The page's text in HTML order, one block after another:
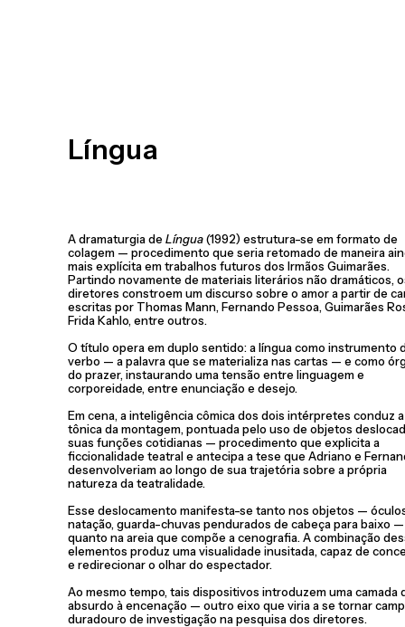
Língua
A dramaturgia de Língua(1992) estrutura-se em formato de
colagem — procedimento que seria retomado de maneira
mais explícita em trabalhos futuros dos Irmãos Guimarães.
Partindo novamente de materiais literários não dramáticos,
diretores constroem um discurso sobre o amor a partir de
escritas por Thomas Mann, Fernando Pessoa, Guimarães
Frida Kahlo, entre outros.
O título opera em duplo sentido: a língua como instrumento
verbo — a palavra que se materializa nas cartas — e como
do prazer, instaurando uma tensão entre linguagem e
corporeidade, entre enunciação e desejo.
Em cena, a inteligência cômica dos dois intérpretes conduz a
tônica da montagem, pontuada pelo uso de objetos
suas funções cotidianas — procedimento que explicita a
ficcionalidade teatral e antecipa a tese que Adriano e
desenvolveriam ao longo de sua trajetória sobre a própria
natureza da teatralidade.
Esse deslocamento manifesta-se tanto nos objetos —
natação, guarda-chuvas pendurados de cabeça para baixo —
quanto na areia que compõe a cenografia. A combinação
elementos produz uma visualidade inusitada, capaz de
e redirecionar o olhar do espectador.
Ao mesmo tempo, tais dispositivos introduzem uma camada
absurdo à encenação — outro eixo que viria a se tornar
duradouro de investigação na pesquisa dos diretores.